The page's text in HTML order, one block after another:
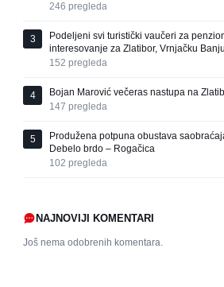
246 pregleda
3
Podeljeni svi turistički vaučeri za
interesovanje za Zlatibor, Vrnjačku
152 pregleda
4
Bojan Marović večeras nastupa na
147 pregleda
5
Produžena potpuna obustava
Debelo brdo – Rogačica
102 pregleda
NAJNOVIJI KOMENTARI
Još nema odobrenih komentara.